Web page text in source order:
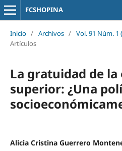
FCSHOPINA
Inicio / Archivos / Vol. 91 Núm. 1
Artículos
La gratuidad de la
superior: ¿Una
Alicia Cristina Guerrero